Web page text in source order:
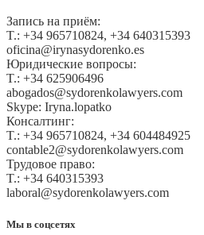
Запись на приём:
T.: +34 965710824, +34 640315393
oficina@irynasydorenko.es
Юридические вопросы:
T.: +34 625906496
abogados@sydorenkolawyers.com
Skype: Iryna.lopatko
Консалтинг:
T.: +34 965710824, +34 604484925
contable2@sydorenkolawyers.com
Трудовое право:
T.: +34 640315393
laboral@sydorenkolawyers.com
Мы в соцсетях